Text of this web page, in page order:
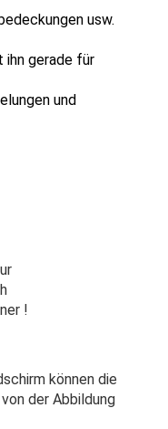
usw.
ihn gerade für
und
!
können die
der Abbildung